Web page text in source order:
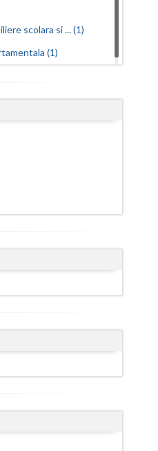
scolara si ... (1)
(1)